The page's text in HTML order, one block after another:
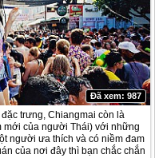
trưng, Chiangmai còn là
mới của người Thái) với những
người ưa thích và có niềm đam
của nơi đây thì bạn chắc chắn
Đã xem: 987